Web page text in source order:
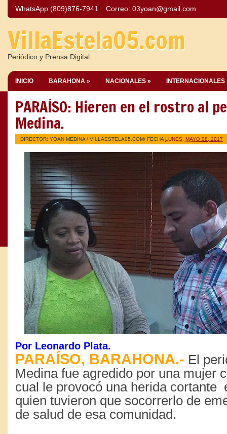
WhatsApp (809)876-7941 Correo: 03yoan@gmail.com
VillaEstela05.com
Periódico y Prensa Digital
INICIO BARAHONA » NACIONALES » INTERNACIONALES
PARAÍSO: Hieren en el rostro al
Medina.
DIRECTOR: YOAN MEDINA / VILLAESTELA05.COM/ FECHA LUNES, MAYO 08, 2017
Por Leonardo Plata.
PARAÍSO, BARAHONA.- El
Medina fue agredido por una mujer
cual le provocó una herida cortante
quien tuvieron que socorrerlo de
de salud de esa comunidad.